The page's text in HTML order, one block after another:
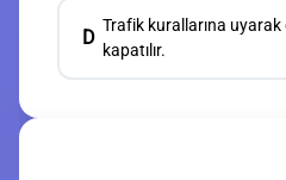
D
Trafik kurallarına
kapatılır.